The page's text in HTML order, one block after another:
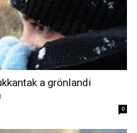
a grönlandi
0